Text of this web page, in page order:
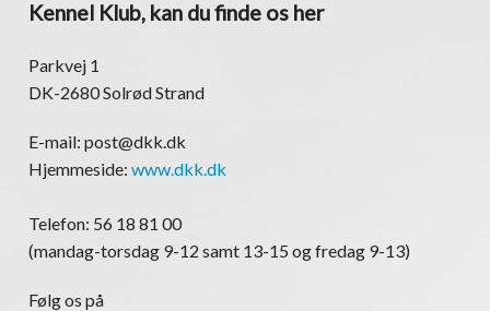
Kennel Klub, kan du finde os her
Parkvej 1
DK-2680 Solrød Strand
E-mail: post@dkk.dk
Hjemmeside: www.dkk.dk
Telefon: 56 18 81 00
(mandag-torsdag 9-12 samt 13-15 og fredag 9-13)
Følg os på